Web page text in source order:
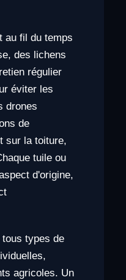
au fil du temps
des lichens
régulier
éviter les
drones
de
sur la toiture,
tuile ou
d'origine,
types de
agricoles. Un